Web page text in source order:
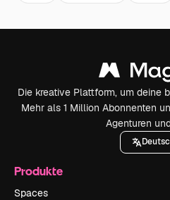
Die kreative Plattform, um deine
Mehr als 1 Million Abonnenten
Agenturen
Produkte
Spaces